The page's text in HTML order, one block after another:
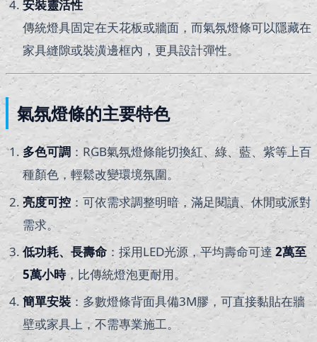
安裝靈活性
傳統燈具固定在天花板或牆面，而氣氛燈條可以隱藏在
家具縫隙或裝潢邊框內，更具設計彈性。
氣氛燈條的主要特色
多色可調 ：RGB氣氛燈條能切換紅、綠、藍、紫等上百
種顏色，輕鬆改變環境氛圍。
亮度可控 ：可依需求調整明暗，滿足閱讀、休閒或派對
需求。
低功耗、長壽命 ：採用LED光源，平均壽命可達2萬至
5萬小時，比傳統燈泡更耐用。
簡單安裝 ：多數燈條背面具備3M膠，可直接黏貼在牆
壁或家具上，不需專業施工。